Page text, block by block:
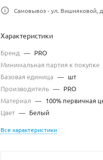
Самовывоз - ул. Вишняковой,
Характеристики
Бренд — PRO
Минимальная партия к покупке
Базовая единица — шт
Производитель — PRO
Материал — 100% первичная
Цвет — Белый
Все характеристики